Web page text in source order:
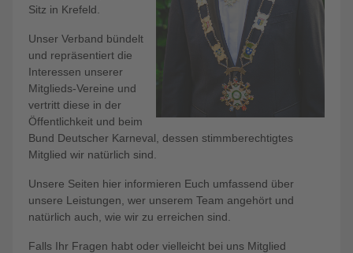
Sitz in Krefeld.
Unser Verband bündelt
und repräsentiert die
Interessen unserer
Mitglieds-Vereine und
vertritt diese in der
Öffentlichkeit und beim
Bund Deutscher Karneval, dessen stimmberechtigtes
Mitglied wir natürlich sind.
Unsere Seiten hier informieren Euch umfassend über
unsere Leistungen, wer unserem Team angehört und
natürlich auch, wie wir zu erreichen sind.
Falls Ihr Fragen habt oder vielleicht bei uns Mitglied